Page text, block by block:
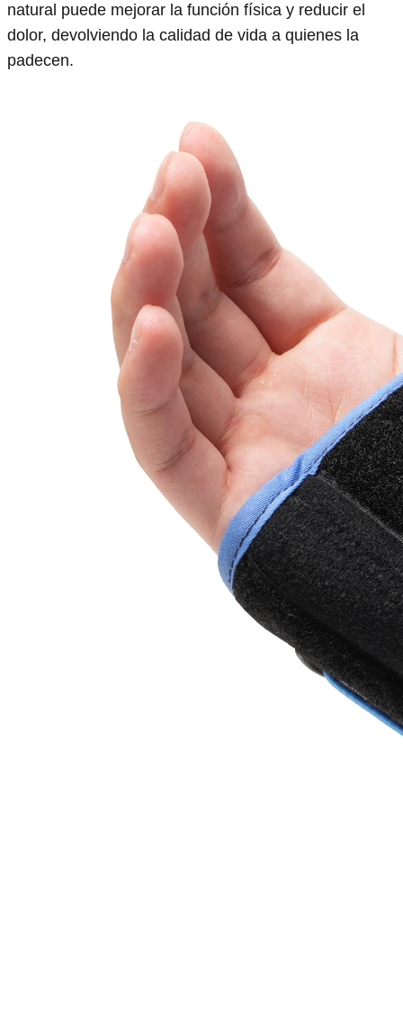
natural puede mejorar la función física y reducir el
dolor, devolviendo la calidad de vida a quienes la
padecen.